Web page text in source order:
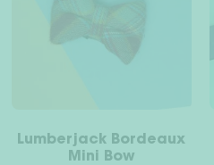
Vrienden rekruteren
Lumberjack Bordeaux
Mini Bow